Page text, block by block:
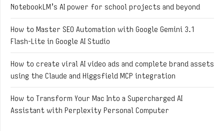
NotebookLM’s AI power for school projects and beyond
How to Master SEO Automation with Google Gemini 3.1
Flash-Lite in Google AI Studio
How to create viral AI video ads and complete brand assets
using the Claude and Higgsfield MCP integration
How to Transform Your Mac Into a Supercharged AI
Assistant with Perplexity Personal Computer